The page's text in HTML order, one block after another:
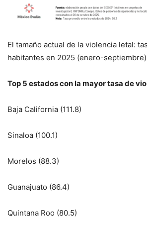
El tamaño actual de la violencia letal:
habitantes en 2025 (enero-septiembre)
Top 5 estados con la mayor tasa de
Baja California (111.8)
Sinaloa (100.1)
Morelos (88.3)
Guanajuato (86.4)
Quintana Roo (80.5)